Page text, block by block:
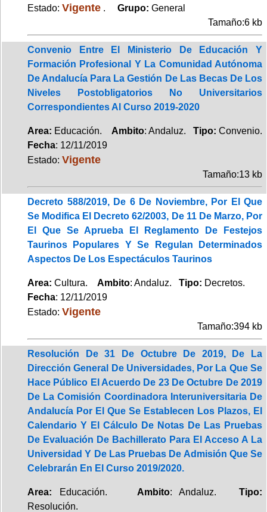
Estado: Vigente . Grupo: General
Tamaño:6 kb
Convenio Entre El Ministerio De Educación Y
Formación Profesional Y La Comunidad Autónoma
De Andalucía Para La Gestión De Las Becas De Los
Niveles Postobligatorios No Universitarios
Correspondientes Al Curso 2019-2020
Area: Educación. Ambito: Andaluz. Tipo: Convenio.
Fecha: 12/11/2019
Estado: Vigente
Tamaño:13 kb
Decreto 588/2019, De 6 De Noviembre, Por El Que
Se Modifica El Decreto 62/2003, De 11 De Marzo, Por
El Que Se Aprueba El Reglamento De Festejos
Taurinos Populares Y Se Regulan Determinados
Aspectos De Los Espectáculos Taurinos
Area: Cultura. Ambito: Andaluz. Tipo: Decretos.
Fecha: 12/11/2019
Estado: Vigente
Tamaño:394 kb
Resolución De 31 De Octubre De 2019, De La
Dirección General De Universidades, Por La Que Se
Hace Público El Acuerdo De 23 De Octubre De 2019
De La Comisión Coordinadora Interuniversitaria De
Andalucía Por El Que Se Establecen Los Plazos, El
Calendario Y El Cálculo De Notas De Las Pruebas
De Evaluación De Bachillerato Para El Acceso A La
Universidad Y De Las Pruebas De Admisión Que Se
Celebrarán En El Curso 2019/2020.
Area: Educación. Ambito: Andaluz.Tipo:
Resolución.